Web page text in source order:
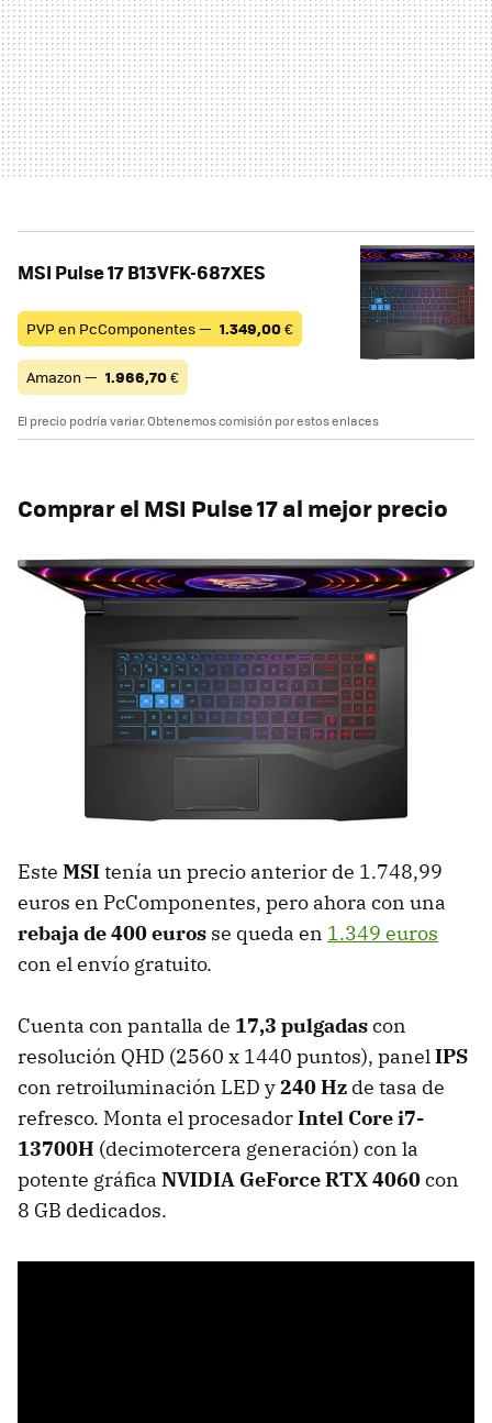
MSI Pulse 17 B13VFK-687XES
PVP en PcComponentes — 1.349,00€
Amazon — 1.966,70€
El precio podría variar. Obtenemos comisión por estos enlaces
Comprar el MSI Pulse 17 al mejor precio
Este MSItenía un precio anterior de 1.748,99
euros en PcComponentes, pero ahora con una
rebaja de 400 euros se queda en 1.349 euros
con el envío gratuito.
Cuenta con pantalla de 17,3 pulgadascon
resolución QHD (2560 x 1440 puntos), panelIPS
con retroiluminación LED y240 Hz de tasa de
refresco. Monta el procesadorIntel Core i7-
13700H (decimotercera generación) con la
potente gráfica NVIDIA GeForce RTX 4060con
8 GB dedicados.